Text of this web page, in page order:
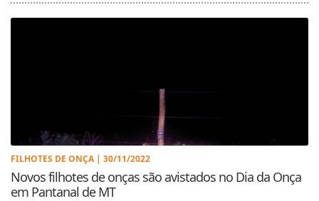
FILHOTES DE ONÇA | 30/11/2022
Novos filhotes de onças são avistados no Dia da Onça
em Pantanal de MT